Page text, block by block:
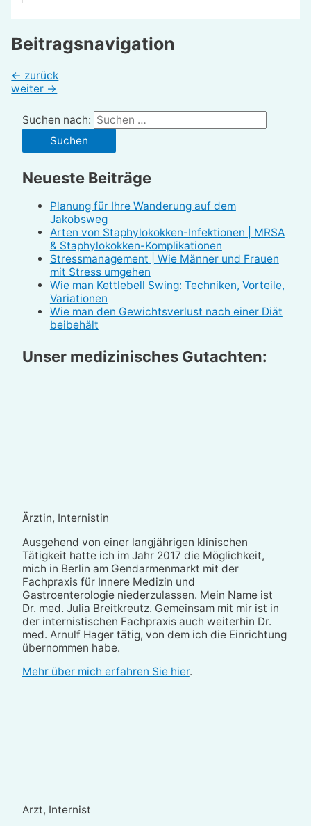
Beitragsnavigation
← zurück
weiter →
Suchen nach:
Neueste Beiträge
Planung für Ihre Wanderung auf dem
Jakobsweg
Arten von Staphylokokken-Infektionen | MRSA
& Staphylokokken-Komplikationen
Stressmanagement | Wie Männer und Frauen
mit Stress umgehen
Wie man Kettlebell Swing: Techniken, Vorteile,
Variationen
Wie man den Gewichtsverlust nach einer Diät
beibehält
Unser medizinisches Gutachten:
Ärztin, Internistin
Ausgehend von einer langjährigen klinischen
Tätigkeit hatte ich im Jahr 2017 die Möglichkeit,
mich in Berlin am Gendarmenmarkt mit der
Fachpraxis für Innere Medizin und
Gastroenterologie niederzulassen. Mein Name ist
Dr. med. Julia Breitkreutz. Gemeinsam mit mir ist in
der internistischen Fachpraxis auch weiterhin Dr.
med. Arnulf Hager tätig, von dem ich die Einrichtung
übernommen habe.
Mehr über mich erfahren Sie hier.
Arzt, Internist